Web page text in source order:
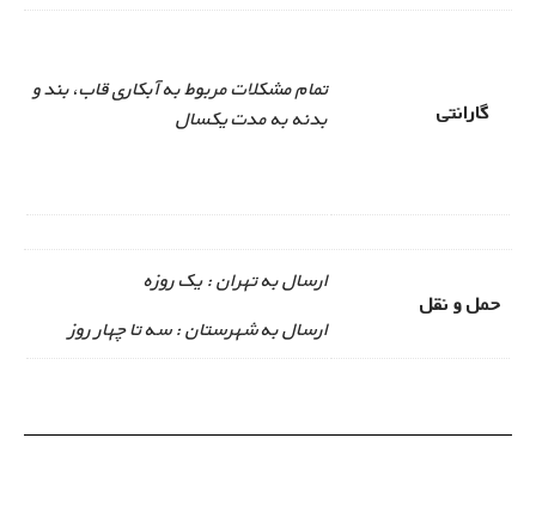
گارانتی
تمام مشکلات مربوط به آبکاری قاب، بند و
بدنه به مدت یکسال
حمل و نقل
ارسال به تهران : یک روزه
ارسال به شهرستان : سه تا چهار روز